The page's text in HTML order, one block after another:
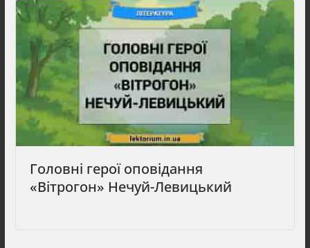
Головні герої оповідання
«Вітрогон» Нечуй-Левицький